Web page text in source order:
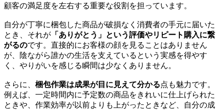
顧客の満足度を左右する重要な役割を担っています。
自分が丁寧に梱包した商品が破損なく消費者の手元に届いた
とき、それが 「ありがとう」という評価やリピート購入に繋
がるのです。直接的にお客様の顔を見ることはありません
が、陰ながら誰かの生活を支えているという実感を得やす
く、やりがいを感じる瞬間は少なくありません。
さらに、 梱包作業は成果が目に見えて分かる点も魅力です。
例えば、一定時間内に予定数の商品をきれいに仕上げられた
ときや、作業効率が以前よりも上がったときなど、自分の成